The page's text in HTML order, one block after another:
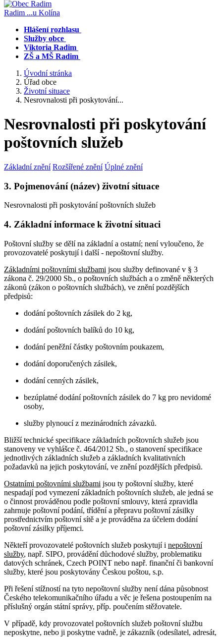
Radim ...u Kolína
Hlášení rozhlasu
Služby obce
Viktoria Radim
ZŠ a MŠ Radim
Úvodní stránka
Úřad obce
Životní situace
Nesrovnalosti při poskytování...
Nesrovnalosti při poskytování
poštovních služeb
Základní znění Rozšířené znění Úplné znění
3. Pojmenování (název) životní situace
Nesrovnalosti při poskytování poštovních služeb
4. Základní informace k životní situaci
Poštovní služby se dělí na základní a ostatní; není vyloučeno, že
provozovatelé poskytují i další - nepoštovní služby.
Základními poštovními službami jsou služby definované v § 3
zákona č. 29/2000 Sb., o poštovních službách a o změně některých
zákonů (zákon o poštovních službách), ve znění pozdějších
předpisů:
dodání poštovních zásilek do 2 kg,
dodání poštovních balíků do 10 kg,
dodání peněžní částky poštovním poukazem,
dodání doporučených zásilek,
dodání cenných zásilek,
bezúplatné dodání poštovních zásilek do 7 kg pro nevidomé
osoby,
služby plynoucí z mezinárodních závazků.
Bližší technické specifikace základních poštovních služeb jsou
stanoveny ve vyhlášce č. 464/2012 Sb., o stanovení specifikace
jednotlivých základních služeb a základních kvalitativních
požadavků na jejich poskytování, ve znění pozdějších předpisů.
Ostatními poštovními službami jsou ty poštovní služby, které
nespadají pod vymezení základních poštovních služeb, ale jedná se
o činnost prováděnou podle poštovní smlouvy, která zpravidla
zahrnuje poštovní podání, třídění a přepravu poštovní zásilky
prostřednictvím poštovní sítě a je prováděna za účelem dodání
poštovní zásilky příjemci.
Někteří provozovatelé poštovních služeb poskytují i nepoštovní
služby, např. SIPO, provádění důchodové služby, problematiku
datových schránek, Czech POINT nebo např. finanční či bankovní
služby, které jsou poskytovány Českou poštou, s.p.
Při řešení stížností na tyto nepoštovní služby není dána působnost
Českého telekomunikačního úřadu a věc je řešena postoupením na
příslušný orgán státní správy, příp. poučením stěžovatele.
V případě, kdy provozovatel poštovních služeb poštovní službu
neposkytne, nebo ji poskytne vadně, je zákazník (odesílatel, adresát,